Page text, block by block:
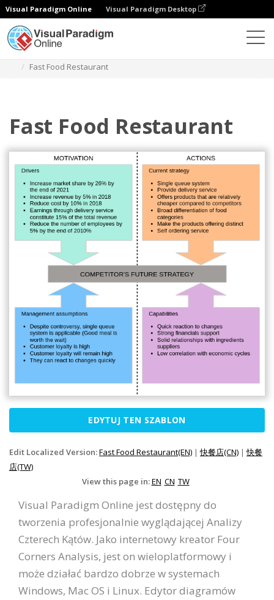
Visual Paradigm Online Visual Paradigm Desktop
Fast Food Restaurant
Fast Food Restaurant
EDYTUJ TEN SZABLON
Edit Localized Version:Fast Food Restaurant(EN) |快餐店(CN) |快餐
店(TW)
View this page in:EN CN TW
Visual Paradigm Online jest dostępny do
tworzenia profesjonalnie wyglądającej Analizy
Czterech Kątów. Jako internetowy kreator Four
Corners Analysis, jest on wieloplatformowy i
może działać bardzo dobrze w systemach
Windows, Mac OS i Linux. Edytor diagramów